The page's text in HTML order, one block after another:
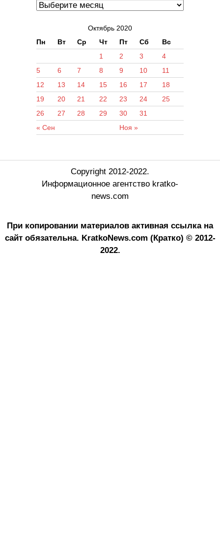
Октябрь 2020
Пн
Вт Ср Чт Пт Сб Вс
« Сен Ноя »
1 2 3
4
5
6 7 8 9 10
11
12
13 14 15 16 17
18
19
20 21 22 23 24
25
26
27 28 29 30 31
Copyright 2012-2022.
Информационное агентство kratko-
news.com
При копировании материалов активная ссылка на
сайт обязательна. KratkoNews.com (Кратко) © 2012-
2022.